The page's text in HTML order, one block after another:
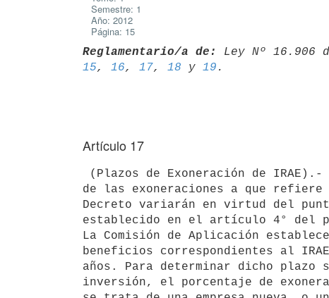
Semestre: 1
Año: 2012
Página: 15
Reglamentario/a de: Ley Nº 16.906
15, 16, 17, 18 y 19
Artículo 17
de las exoneraciones a que
Decreto variarán en virtud del
establecido en el artículo 4° del
La Comisión de Aplicación
beneficios correspondientes al
años. Para determinar dicho plazo
inversión, el porcentaje de